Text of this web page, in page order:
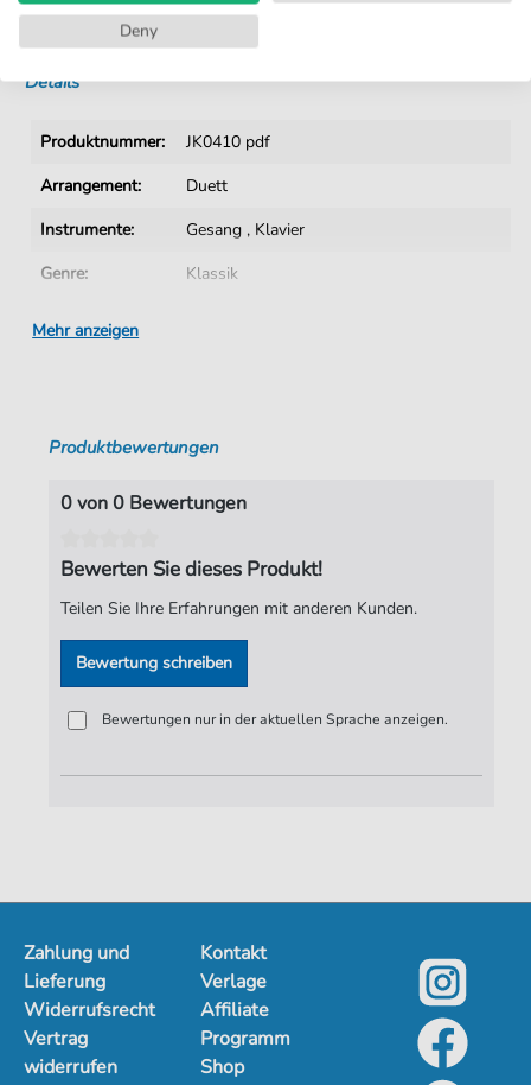
Sofortiger Download nach Kauf
Details
Produktnummer:
JK0410 pdf
Arrangement:
Duett
Instrumente:
Gesang , Klavier
Genre:
Klassik
Ära:
Tonart:
Es-Dur
Autoren:
Mozart,
Spieldauer:
02:06
Jürgen Knuth
Mehr anzeigen
Produktbewertungen
0 von 0 Bewertungen
Bewerten Sie dieses Produkt!
Teilen Sie Ihre Erfahrungen mit anderen Kunden.
Bewertung schreiben
Bewertungen nur in der aktuellen Sprache anzeigen.
Zahlung und
Lieferung
Widerrufsrecht
Vertrag
widerrufen
Kontakt
Verlage
Affiliate
Programm
Shop
Deny